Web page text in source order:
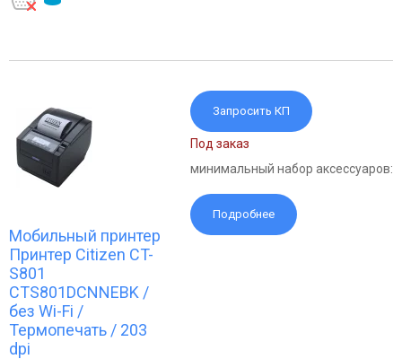
Запросить КП
Под заказ
минимальный набор аксессуаров:
Подробнее
Мобильный принтер
Принтер Citizen CT-
S801
CTS801DCNNEBK /
без Wi-Fi /
Термопечать / 203
dpi